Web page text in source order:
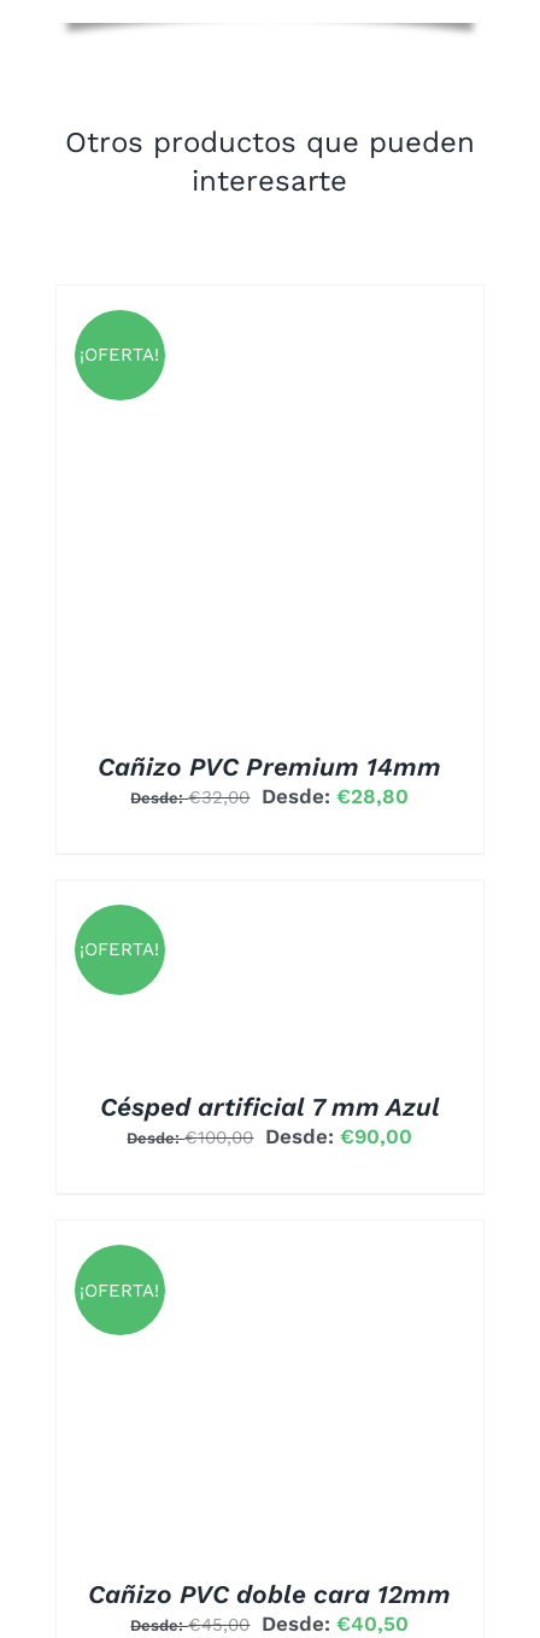
Otros productos que pueden
interesarte
¡OFERTA!
Cañizo PVC Premium 14mm
Desde:€32,00 Desde:€28,80
¡OFERTA!
Césped artificial 7 mm Azul
Desde:€100,00 Desde:€90,00
¡OFERTA!
Cañizo PVC doble cara 12mm
Desde:€45,00 Desde:€40,50